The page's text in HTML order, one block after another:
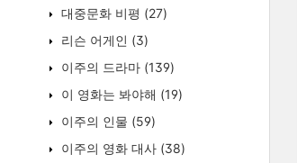
대중문화 비평 (27)
리슨 어게인 (3)
이주의 드라마 (139)
이 영화는 봐야해 (19)
이주의 인물 (59)
이주의 영화 대사 (38)